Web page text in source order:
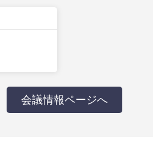
会議情報ページへ